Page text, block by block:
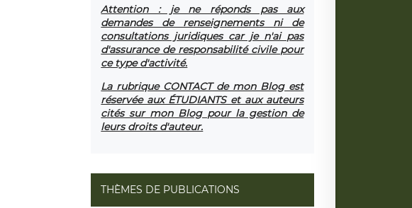
Attention : je ne réponds pas aux
demandes de renseignements ni de
consultations juridiques car je n'ai pas
d'assurance de responsabilité civile pour
ce type d'activité.
La rubrique CONTACT de mon Blog est
réservée aux ÉTUDIANTS et aux auteurs
cités sur mon Blog pour la gestion de
leurs droits d'auteur.
THÈMES DE PUBLICATIONS